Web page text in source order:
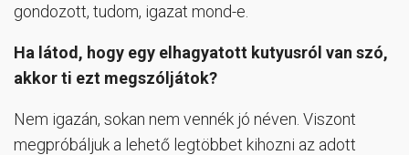
gondozott, tudom, igazat mond-e.
Ha látod, hogy egy elhagyatott kutyusról van szó,
akkor ti ezt megszóljátok?
Nem igazán, sokan nem vennék jó néven. Viszont
megpróbáljuk a lehető legtöbbet kihozni az adott